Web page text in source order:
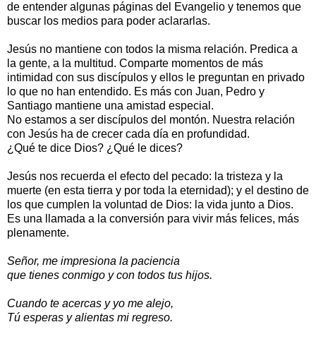
de entender algunas páginas del Evangelio y tenemos que
buscar los medios para poder aclararlas.
Jesús no mantiene con todos la misma relación. Predica a
la gente, a la multitud. Comparte momentos de más
intimidad con sus discípulos y ellos le preguntan en privado
lo que no han entendido. Es más con Juan, Pedro y
Santiago mantiene una amistad especial.
No estamos a ser discípulos del montón. Nuestra relación
con Jesús ha de crecer cada día en profundidad.
¿Qué te dice Dios? ¿Qué le dices?
Jesús nos recuerda el efecto del pecado: la tristeza y la
muerte (en esta tierra y por toda la eternidad); y el destino de
los que cumplen la voluntad de Dios: la vida junto a Dios.
Es una llamada a la conversión para vivir más felices, más
plenamente.
Señor, me impresiona la paciencia
que tienes conmigo y con todos tus hijos.
Cuando te acercas y yo me alejo,
Tú esperas y alientas mi regreso.